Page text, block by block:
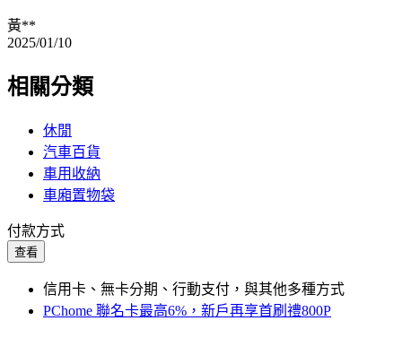
黃**
2025/01/10
相關分類
休閒
汽車百貨
車用收納
車廂置物袋
付款方式
查看
信用卡、無卡分期、行動支付，與其他多種方式
PChome 聯名卡最高6%，新戶再享首刷禮800P